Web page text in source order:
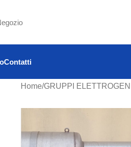
Contatti
Home GRUPPI ELETTROGENI